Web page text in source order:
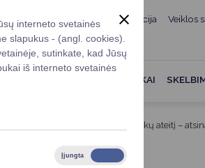
interneto svetainės
slapukus - (angl. cookies).
sutinkate, kad Jūsų
iš interneto svetainės
Įjungta
Taryba Meras
Registruokitės priėmimui
Vicemerai
Mero patarėja
Administracija
Administracinė
Savivaldybės
Planavimo dokumentai
Korupcijos prevencija
Veiklos
Karjera DUK
DRUSKININKAI
Druskininkai investuoja į vaikų ateitį –